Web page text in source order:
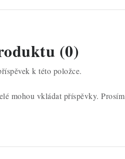
(0)
k této položce.
mohou vkládat příspěvky. Prosím